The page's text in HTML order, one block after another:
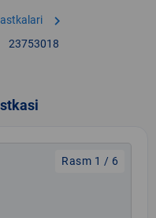
chevron_right
23753018
Rasm 1 / 6